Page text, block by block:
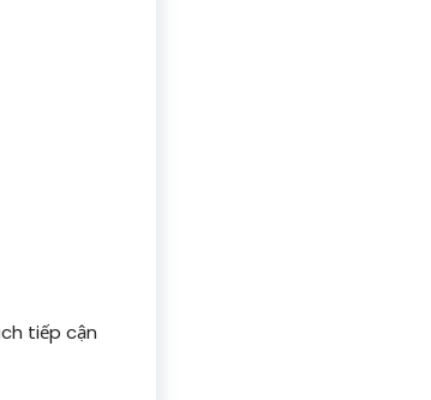
tiếp cận